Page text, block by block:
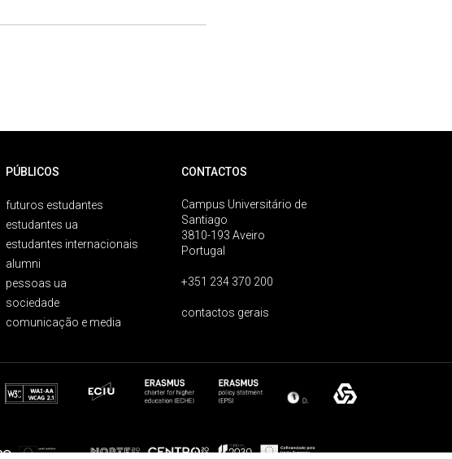
PÚBLICOS
futuros estudantes
estudantes ua
estudantes internacionais
alumni
pessoas ua
sociedade
comunicação e media
CONTACTOS
Campus Universitário de
Santiago
3810-193 Aveiro
Portugal
+351 234 370 200
contactos gerais